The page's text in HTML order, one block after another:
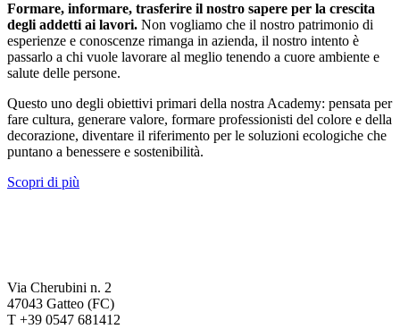
Formare, informare, trasferire il nostro sapere per la crescita
degli addetti ai lavori. Non vogliamo che il nostro patrimonio di
esperienze e conoscenze rimanga in azienda, il nostro intento è
passarlo a chi vuole lavorare al meglio tenendo a cuore ambiente e
salute delle persone.
Questo uno degli obiettivi primari della nostra Academy: pensata per
fare cultura, generare valore, formare professionisti del colore e della
decorazione, diventare il riferimento per le soluzioni ecologiche che
puntano a benessere e sostenibilità.
Scopri di più
Via Cherubini n. 2
47043 Gatteo (FC)
T +39 0547 681412